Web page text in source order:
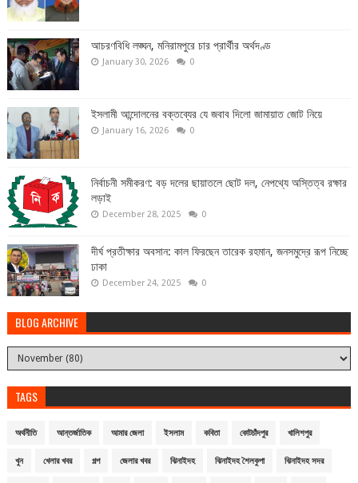
আচরণবিধি লঙ্ঘন, মনিরামপুরে চার প্রার্থীর অর্থদণ্ড
January 30, 2026 0
ইসলামী আন্দোলনের বক্তব্যের যে জবাব দিলো জামায়াত জোট নিয়ে
January 16, 2026 0
নির্বাচনী সমীকরণ: বড় দলের ছায়াতলে ছোট দল, নেপথ্যে অস্তিত্ব রক্ষার
লড়াই
December 28, 2025 0
দীর্ঘ প্রতীক্ষার অবসান: কাল ফিরছেন তারেক রহমান, জনসমুদ্রে রূপ নিচ্ছে
ঢাকা
December 24, 2025 0
BLOG ARCHIVE
TAGS
অর্থনীতি আন্তর্জাতিক আমার জেলা ইসলাম কবিতা কোটচাঁদপুর খালিশপুর
খুন খেলার খবর গল্প জেলার খবর ঝিনাইদহ ঝিনাইদহ শৈলকুপা ঝিনাইদহ সদর